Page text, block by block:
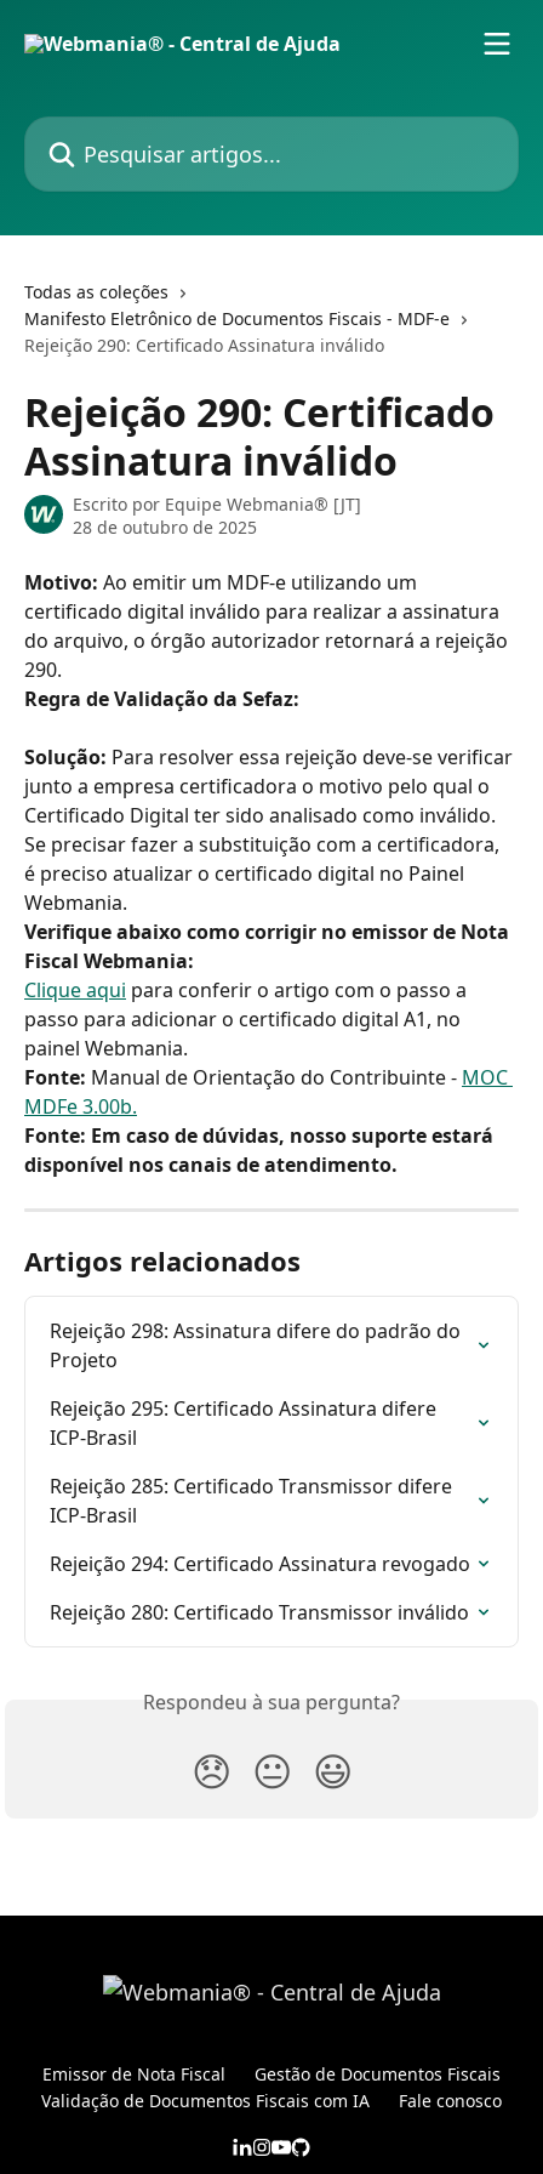
Pesquisar artigos...
Todas as coleções
Manifesto Eletrônico de Documentos Fiscais - MDF-e
Rejeição 290: Certificado Assinatura inválido
Rejeição 290: Certificado
Assinatura inválido
Escrito por Equipe Webmania® [JT]
28 de outubro de 2025
Motivo: Ao emitir um MDF-e utilizando um
certificado digital inválido para realizar a assinatura
do arquivo, o órgão autorizador retornará a rejeição
290.
Regra de Validação da Sefaz:
Solução: Para resolver essa rejeição deve-se verificar
junto a empresa certificadora o motivo pelo qual o
Certificado Digital ter sido analisado como inválido.
Se precisar fazer a substituição com a certificadora,
é preciso atualizar o certificado digital no Painel
Webmania.
Verifique abaixo como corrigir no emissor de Nota
Fiscal Webmania:
Clique aqui para conferir o artigo com o passo a
passo para adicionar o certificado digital A1, no
painel Webmania.
Fonte: Manual de Orientação do Contribuinte - MOC
MDFe 3.00b.
Fonte: Em caso de dúvidas, nosso suporte estará
disponível nos canais de atendimento.
Artigos relacionados
Rejeição 298: Assinatura difere do padrão do
Projeto
Rejeição 295: Certificado Assinatura difere
ICP-Brasil
Rejeição 285: Certificado Transmissor difere
ICP-Brasil
Rejeição 294: Certificado Assinatura revogado
Rejeição 280: Certificado Transmissor inválido
Respondeu à sua pergunta?
😞 😐 😃
Emissor de Nota Fiscal
Gestão de Documentos Fiscais
Validação de Documentos Fiscais com IA
Fale conosco